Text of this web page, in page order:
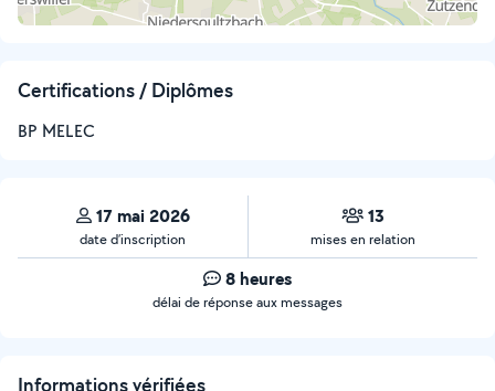
Certifications / Diplômes
BP MELEC
17 mai 2026
date d’inscription
13
mises en relation
8 heures
délai de réponse aux messages
Informations vérifiées